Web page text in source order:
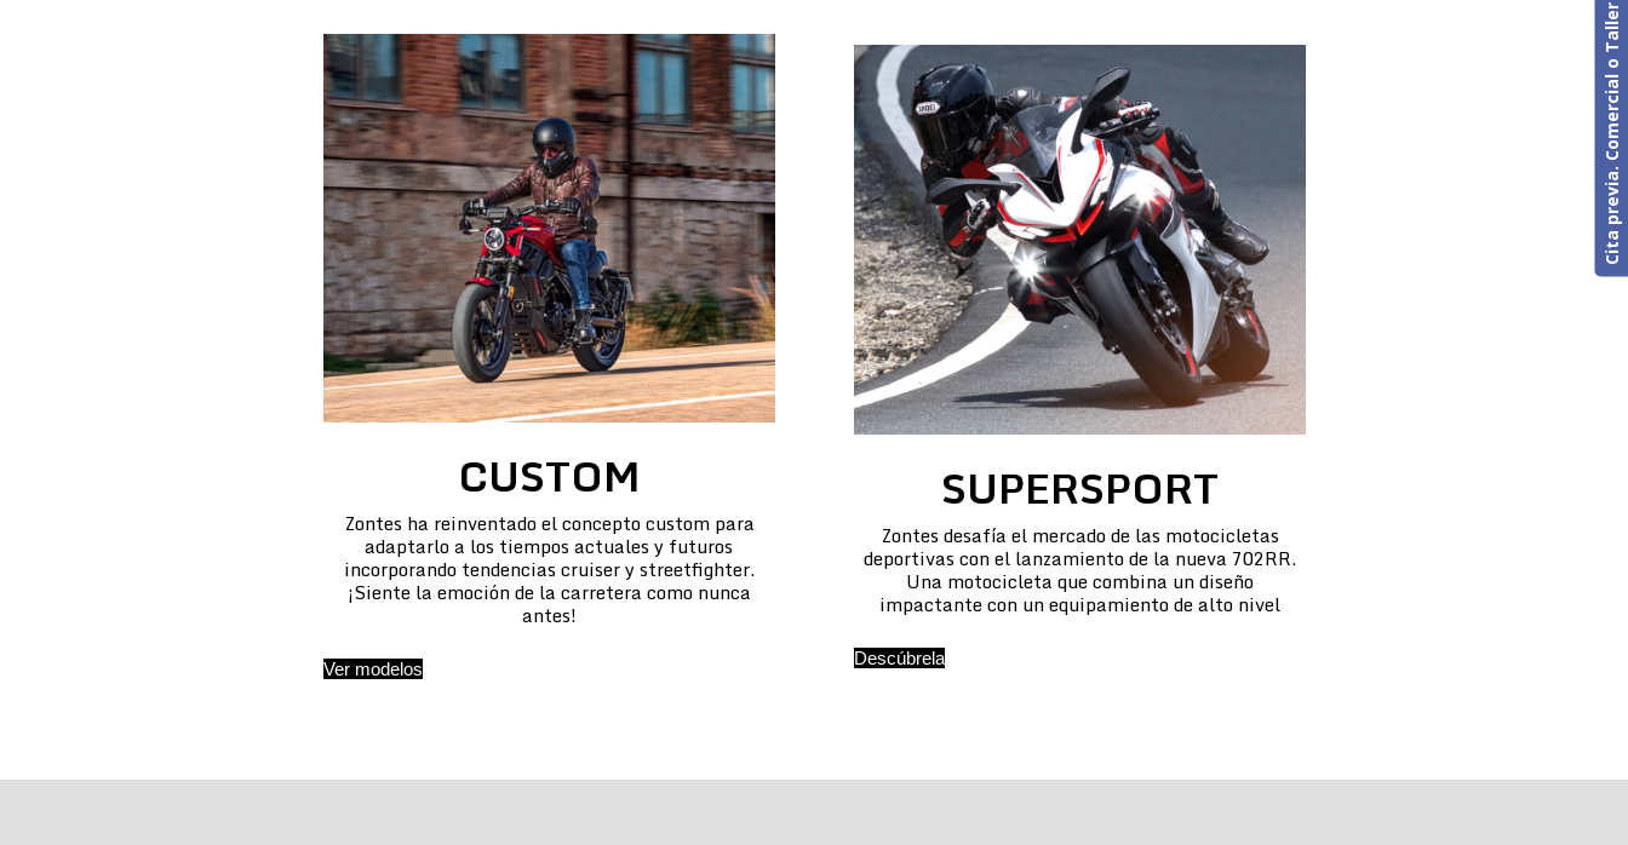
CUSTOM
Zontes ha reinventado el concepto custom para
adaptarlo a los tiempos actuales y futuros
incorporando tendencias cruiser y streetfighter.
¡Siente la emoción de la carretera como nunca
antes!
Ver modelos
SUPERSPORT
Zontes desafía el mercado de las motocicletas
deportivas con el lanzamiento de la nueva 702RR.
Una motocicleta que combina un diseño
impactante con un equipamiento de alto nivel
Descúbrela
Cita previa. Comercial o Taller